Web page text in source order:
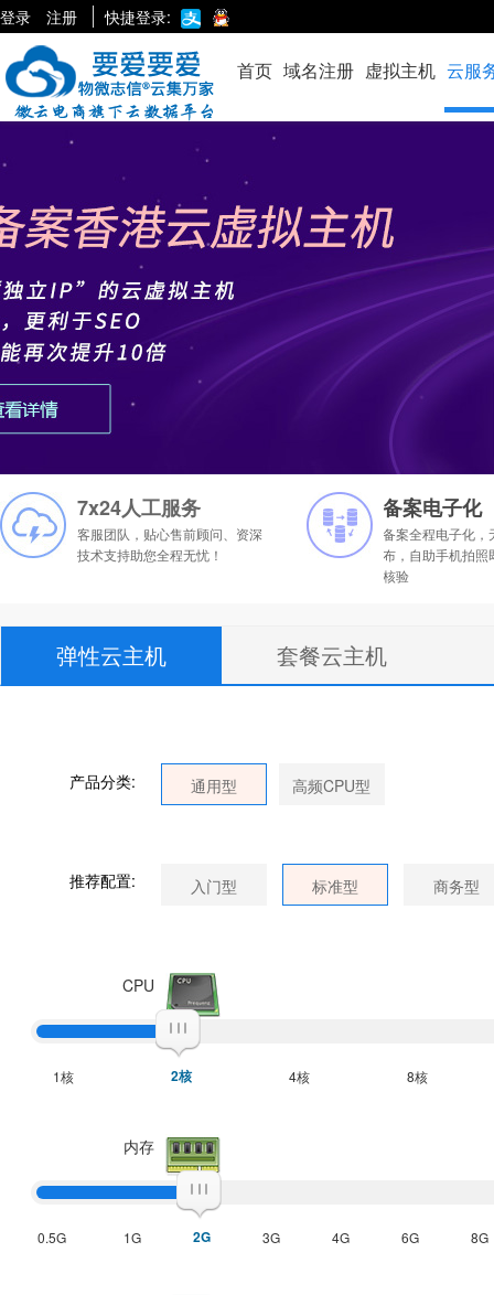
登录 注册 快捷登录:
首页 域名注册 虚拟主机 云服
7x24人工服务
客服团队，贴心售前顾问、资深
技术支持助您全程无忧！
备案电子化
备案全程电子化，
布，自助手机拍照
核验
弹性云主机 套餐云主机
产品分类:
推荐配置:
CPU
1核 2核 4核 8核
内存
0.5G 1G 2G 3G 4G 6G 8G